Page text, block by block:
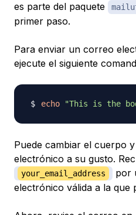
es parte del paquete
primer paso.
Para enviar un correo
ejecute el siguiente
echo "This is the
Puede cambiar el cuerpo
electrónico a su gusto.
your_email_address
por
electrónico válida a la que